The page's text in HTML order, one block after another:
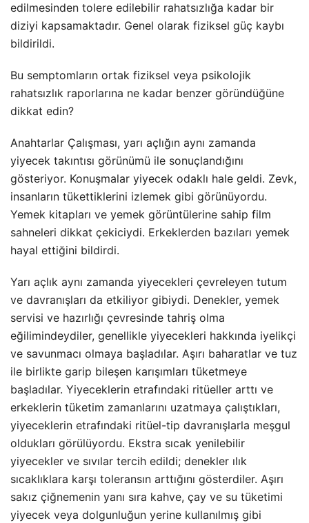
edilmesinden tolere edilebilir rahatsızlığa kadar bir
diziyi kapsamaktadır. Genel olarak fiziksel güç kaybı
bildirildi.
Bu semptomların ortak fiziksel veya psikolojik
rahatsızlık raporlarına ne kadar benzer göründüğüne
dikkat edin?
Anahtarlar Çalışması, yarı açlığın aynı zamanda
yiyecek takıntısı görünümü ile sonuçlandığını
gösteriyor. Konuşmalar yiyecek odaklı hale geldi. Zevk,
insanların tükettiklerini izlemek gibi görünüyordu.
Yemek kitapları ve yemek görüntülerine sahip film
sahneleri dikkat çekiciydi. Erkeklerden bazıları yemek
hayal ettiğini bildirdi.
Yarı açlık aynı zamanda yiyecekleri çevreleyen tutum
ve davranışları da etkiliyor gibiydi. Denekler, yemek
servisi ve hazırlığı çevresinde tahriş olma
eğilimindeydiler, genellikle yiyecekleri hakkında iyelikçi
ve savunmacı olmaya başladılar. Aşırı baharatlar ve tuz
ile birlikte garip bileşen karışımları tüketmeye
başladılar. Yiyeceklerin etrafındaki ritüeller arttı ve
erkeklerin tüketim zamanlarını uzatmaya çalıştıkları,
yiyeceklerin etrafındaki ritüel-tip davranışlarla meşgul
oldukları görülüyordu. Ekstra sıcak yenilebilir
yiyecekler ve sıvılar tercih edildi; denekler ılık
sıcaklıklara karşı toleransın arttığını gösterdiler. Aşırı
sakız çiğnemenin yanı sıra kahve, çay ve su tüketimi
yiyecek veya dolgunluğun yerine kullanılmış gibi